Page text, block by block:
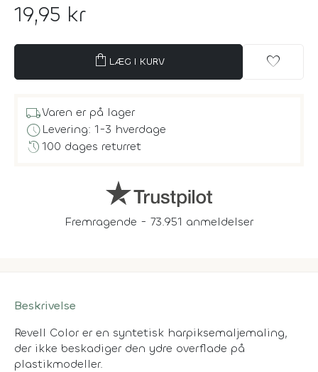
19,95 kr
shopping_bag LÆG I KURV favorite
local_shippingVaren er på lager
scheduleLevering: 1-3 hverdage
history100 dages returret
Fremragende - 73.951 anmeldelser
Beskrivelse
Revell Color er en syntetisk harpiksemaljemaling,
der ikke beskadiger den ydre overflade på
plastikmodeller.